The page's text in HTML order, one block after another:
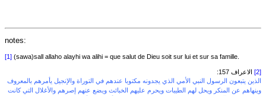
notes:
[1] (sawa)sall allaho alayhi wa alihi = que salut de Dieu soit sur lui et sur sa famille.
[2] الاعراف 157:
الذين يتبعون الرسول النبي الأمي الذي يجدونه مكتوبا عندهم في التوراة والإنجيل يأمرهم بالمعروف
وينهاهم عن المنكر ويحل لهم الطيبات ويحرم عليهم الخبائث ويضع عنهم إصرهم والأغلال التي كانت